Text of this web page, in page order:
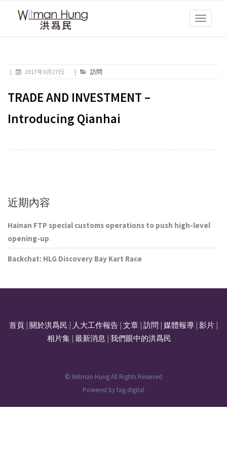
Toggle
| 2017年9月27日 | 訪問
TRADE AND INVESTMENT –
Introducing Qianhai
近期內容
Hainan FTP special customs operations to push high-level
opening-up
Backchat: HLG Discovery Bay Kart Race
首頁 關於洪爲民 人大工作報告 文章 訪問 媒體報導 影片
相片集| 最新消息 我們眼中的洪爲民
© Witman Hung All Rights Reserved
Powered bytag.digital